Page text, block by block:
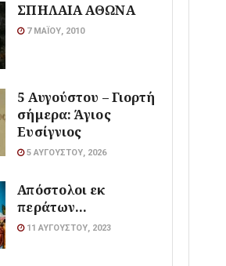
ΣΠΗΛΑΙΑ ΑΘΩΝΑ
7 ΜΑΪ́ΟΥ, 2010
5 Αυγούστου – Γιορτή
σήμερα: Άγιος
Ευσίγνιος
5 ΑΥΓΟΎΣΤΟΥ, 2026
Απόστολοι εκ
περάτων…
11 ΑΥΓΟΎΣΤΟΥ, 2023